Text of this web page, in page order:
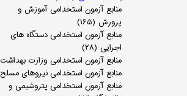
منابع آزمون استخدامی آموزش و
پرورش (۱۶۵)
منابع آزمون استخدامی دستگاه های
اجرایی (۲۸)
منابع آزمون استخدامی وزارت بهداشت
منابع آزمون استخدامی نیروهای مسلح
منابع آزمون استخدامی پتروشیمی و